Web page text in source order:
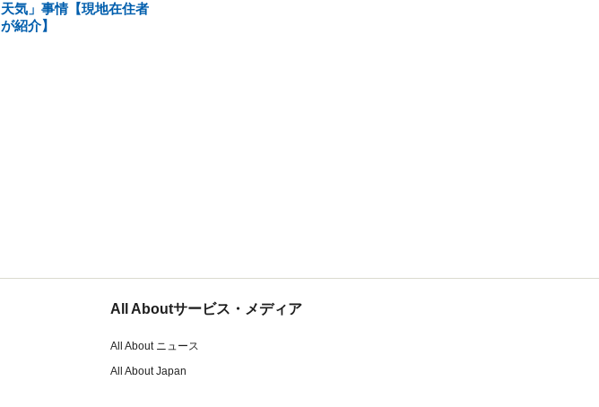
天気」事情【現地在住者
が紹介】
All Aboutサービス・メディア
All About ニュース
All About Japan